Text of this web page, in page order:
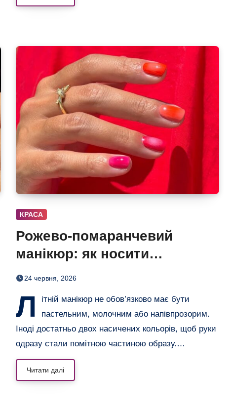
КРАСА
Рожево-помаранчевий
манікюр: як носити
найсоковитішу пару літа
24 червня, 2026
Л
ітній манікюр не обов’язково має бути
пастельним, молочним або напівпрозорим.
Іноді достатньо двох насичених кольорів, щоб руки
одразу стали помітною частиною образу.…
Читати далі